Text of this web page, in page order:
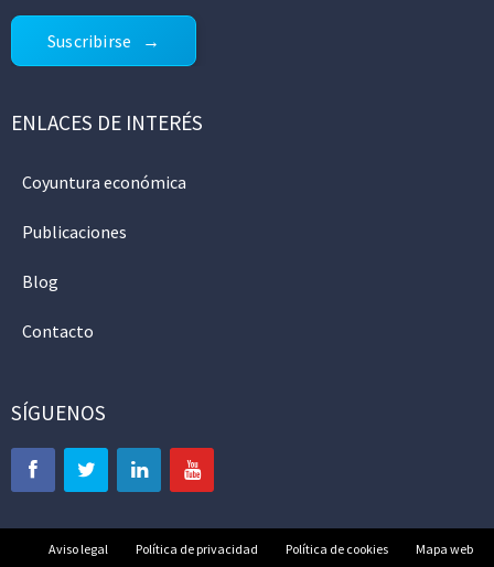
Suscribirse
ENLACES DE INTERÉS
Coyuntura económica
Publicaciones
Blog
Contacto
SÍGUENOS
Aviso legal Política de privacidad Política de cookies Mapa web